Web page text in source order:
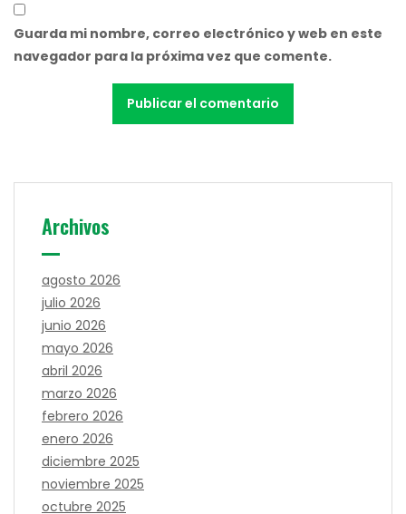
Guarda mi nombre, correo electrónico y web en este
navegador para la próxima vez que comente.
Archivos
agosto 2026
julio 2026
junio 2026
mayo 2026
abril 2026
marzo 2026
febrero 2026
enero 2026
diciembre 2025
noviembre 2025
octubre 2025